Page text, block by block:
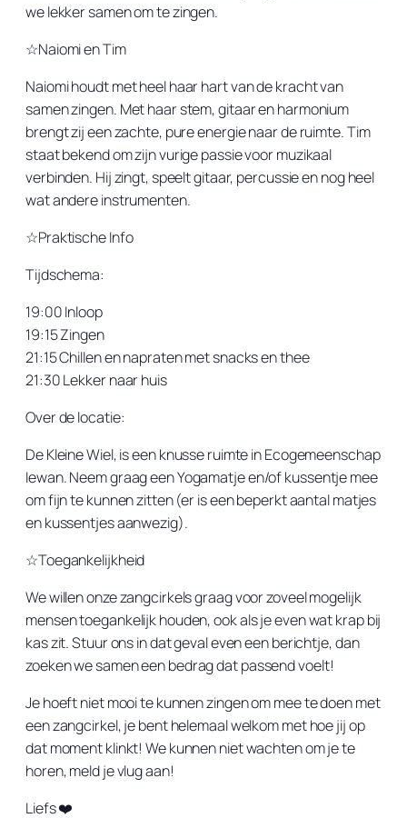
we lekker samen om te zingen.
☆Naiomi en Tim
Naiomi houdt met heel haar hart van de kracht van
samen zingen. Met haar stem, gitaar en harmonium
brengt zij een zachte, pure energie naar de ruimte. Tim
staat bekend om zijn vurige passie voor muzikaal
verbinden. Hij zingt, speelt gitaar, percussie en nog heel
wat andere instrumenten.
☆Praktische Info
Tijdschema:
19:00 Inloop
19:15 Zingen
21:15 Chillen en napraten met snacks en thee
21:30 Lekker naar huis
Over de locatie:
De Kleine Wiel, is een knusse ruimte in Ecogemeenschap
Iewan. Neem graag een Yogamatje en/of kussentje mee
om fijn te kunnen zitten (er is een beperkt aantal matjes
en kussentjes aanwezig).
☆Toegankelijkheid
We willen onze zangcirkels graag voor zoveel mogelijk
mensen toegankelijk houden, ook als je even wat krap bij
kas zit. Stuur ons in dat geval even een berichtje, dan
zoeken we samen een bedrag dat passend voelt!
Je hoeft niet mooi te kunnen zingen om mee te doen met
een zangcirkel, je bent helemaal welkom met hoe jij op
dat moment klinkt! We kunnen niet wachten om je te
horen, meld je vlug aan!
Liefs ❤️